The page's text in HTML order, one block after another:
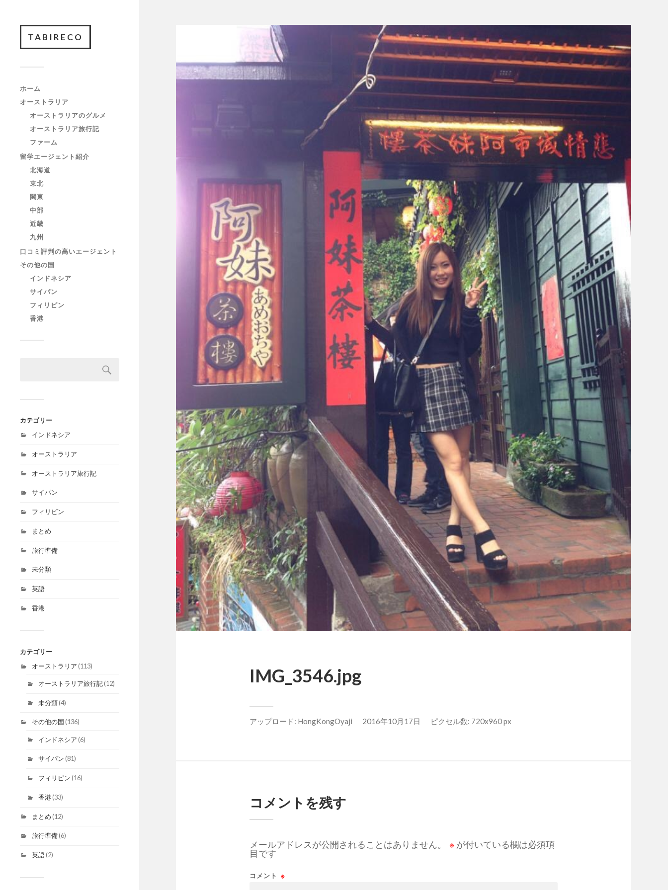
TABIRECO
ホーム
オーストラリア
オーストラリアのグルメ
オーストラリア旅行記
ファーム
留学エージェント紹介
北海道
東北
関東
中部
近畿
九州
口コミ評判の高いエージェント
その他の国
インドネシア
サイパン
フィリピン
香港
カテゴリー
インドネシア
オーストラリア
オーストラリア旅行記
サイパン
フィリピン
まとめ
旅行準備
未分類
英語
香港
カテゴリー
オーストラリア (113)
オーストラリア旅行記(12)
未分類(4)
その他の国 (136)
インドネシア (6)
サイパン (81)
フィリピン (16)
香港(33)
まとめ (12)
旅行準備(6)
英語(2)
IMG_3546.jpg
アップロード: HongKongOyaji 2016年10月17日 ピクセル数: 720x960 px
コメントを残す
メールアドレスが公開されることはありません。 ※ が付いている欄は必須項
目です
コメント ※